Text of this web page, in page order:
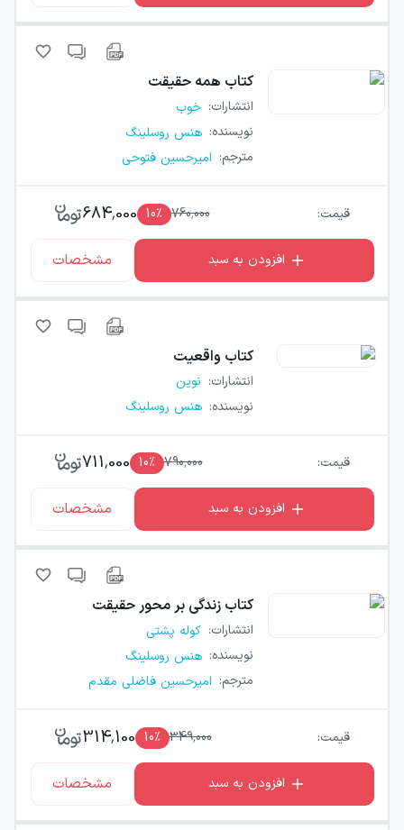
کتاب همه حقیقت
انتشارات: خوب
نویسنده: هنس روسلینگ
مترجم: امیرحسین فتوحی
قیمت: 760,000
10٪ 684,000
افزودن به سبد مشخصات
کتاب واقعیت
انتشارات: نوین
نویسنده: هنس روسلینگ
قیمت: 790,000
10٪ 711,000
افزودن به سبد مشخصات
کتاب زندگی بر محور حقیقت
انتشارات: کوله پشتی
نویسنده: هنس روسلینگ
مترجم: امیرحسین فاضلی مقدم
قیمت: 349,000
10٪ 314,100
افزودن به سبد مشخصات